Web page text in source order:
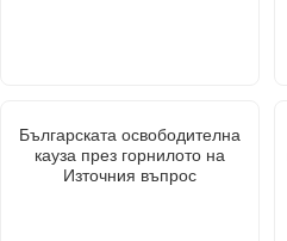
Българската освободителна
кауза през горнилото на
Източния въпрос